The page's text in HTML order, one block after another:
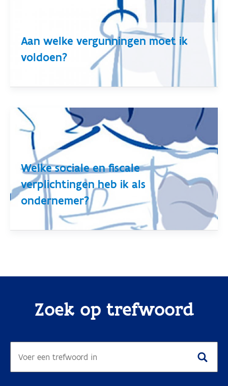
Aan welke vergunningen moet ik
voldoen?
Welke sociale en fiscale
verplichtingen heb ik als
ondernemer?
Zoek op trefwoord